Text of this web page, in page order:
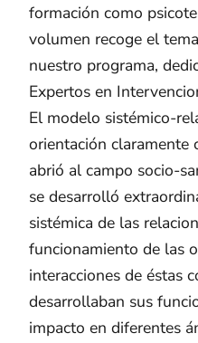
formación como
volumen recoge el
nuestro programa,
Expertos en
El modelo sistémico-
orientación claramente
abrió al campo socio-
se desarrolló
sistémica de las
funcionamiento de las
interacciones de éstas
desarrollaban sus
impacto en diferentes